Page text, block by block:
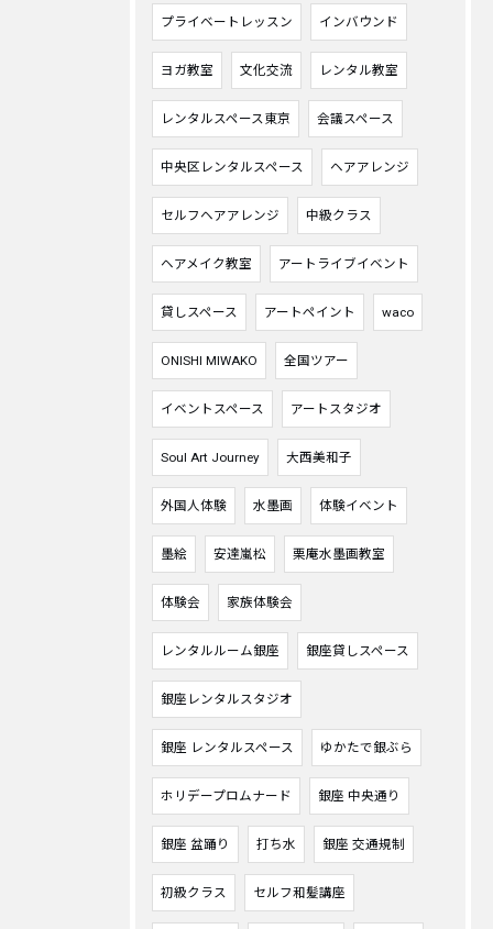
プライベートレッスン インバウンド
ヨガ教室 文化交流 レンタル教室
レンタルスペース東京 会議スペース
中央区レンタルスペース ヘアアレンジ
セルフヘアアレンジ 中級クラス
ヘアメイク教室 アートライブイベント
貸しスペース アートペイント waco
ONISHI MIWAKO 全国ツアー
イベントスペース アートスタジオ
Soul Art Journey 大西美和子
外国人体験 水墨画 体験イベント
墨絵 安達嵐松 栗庵水墨画教室
体験会 家族体験会
レンタルルーム銀座 銀座貸しスペース
銀座レンタルスタジオ
銀座 レンタルスペース ゆかたで銀ぶら
ホリデープロムナード 銀座 中央通り
銀座 盆踊り 打ち水 銀座 交通規制
初級クラス セルフ和髪講座